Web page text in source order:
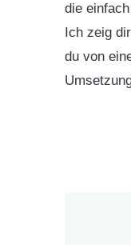
die
Ich zeig
du von